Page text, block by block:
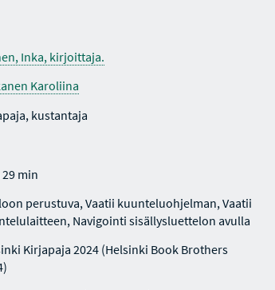
Inka, kirjoittaja.
Karoliina
kustantaja
29 min
perustuva, Vaatii kuunteluohjelman, Vaatii
Navigointi sisällysluettelon avulla
Kirjapaja 2024 (Helsinki Book Brothers